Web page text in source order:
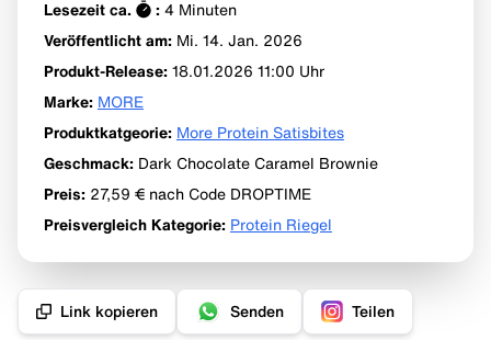
Lesezeit ca. : 4 Minuten
Veröffentlicht am: Mi. 14. Jan. 2026
Produkt-Release: 18.01.2026 11:00 Uhr
Marke: MORE
Produktkatgeorie: More Protein Satisbites
Geschmack: Dark Chocolate Caramel Brownie
Preis: 27,59 € nach Code DROPTIME
Preisvergleich Kategorie: Protein Riegel
Link kopieren Senden Teilen